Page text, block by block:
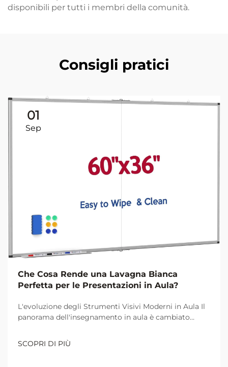
disponibili per tutti i membri della comunità.
Consigli pratici
01
Sep
Che Cosa Rende una Lavagna Bianca
Perfetta per le Presentazioni in Aula?
L'evoluzione degli Strumenti Visivi Moderni in Aula Il
panorama dell'insegnamento in aula è cambiato
bianca che si è affermata come uno strumento
indispensabile per le presentazioni educative. Dal
SCOPRI DI PIÙ